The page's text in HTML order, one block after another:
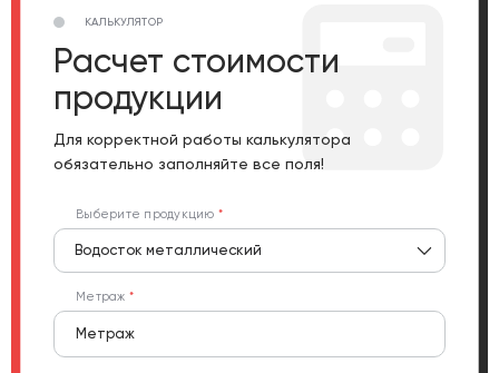
КАЛЬКУЛЯТОР
Расчет стоимости
продукции
Для корректной работы калькулятора
обязательно заполняйте все поля!
Выберите продукцию
Водосток металлический
Метраж